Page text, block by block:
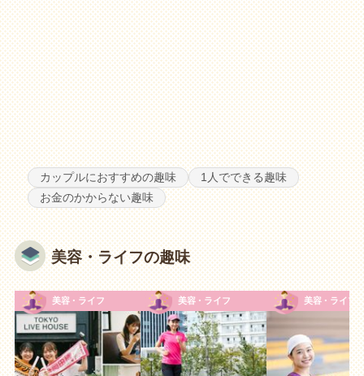
カップルにおすすめの趣味
1人でできる趣味
お金のかからない趣味
美容・ライフの趣味
美容・ライフ 美容・ライフ 美容・ライフ